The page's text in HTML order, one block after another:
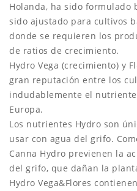
Holanda, ha sido formulado
sido ajustado para cultivos
donde se requieren los
de ratios de crecimiento.
Hydro Vega (crecimiento) y
gran reputación entre los
indudablemente el
Europa.
Los nutrientes Hydro son
usar con agua del grifo.
Canna Hydro previenen la
del grifo, que dañan la
Hydro Vega&Flores